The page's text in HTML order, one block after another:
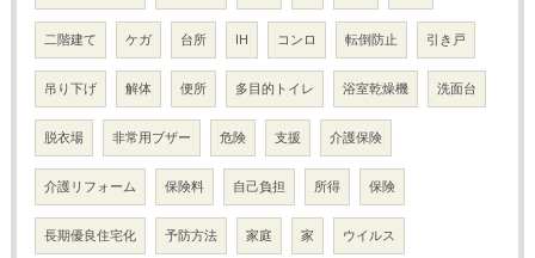
二階建て ケガ 台所 IH コンロ 転倒防止 引き戸
吊り下げ 解体 便所 多目的トイレ 浴室乾燥機 洗面台
脱衣場 非常用ブザー 危険 支援 介護保険
介護リフォーム 保険料 自己負担 所得 保険
長期優良住宅化 予防方法 家庭 家 ウイルス